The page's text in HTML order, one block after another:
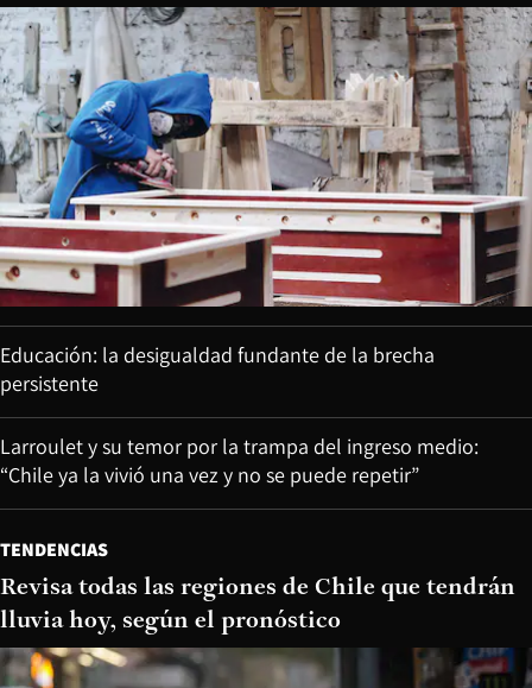
Educación: la desigualdad fundante de la brecha
persistente
Larroulet y su temor por la trampa del ingreso medio:
“Chile ya la vivió una vez y no se puede repetir”
TENDENCIAS
Revisa todas las regiones de Chile que tendrán
lluvia hoy, según el pronóstico